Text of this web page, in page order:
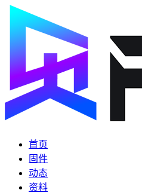
首页
固件
动态
资料